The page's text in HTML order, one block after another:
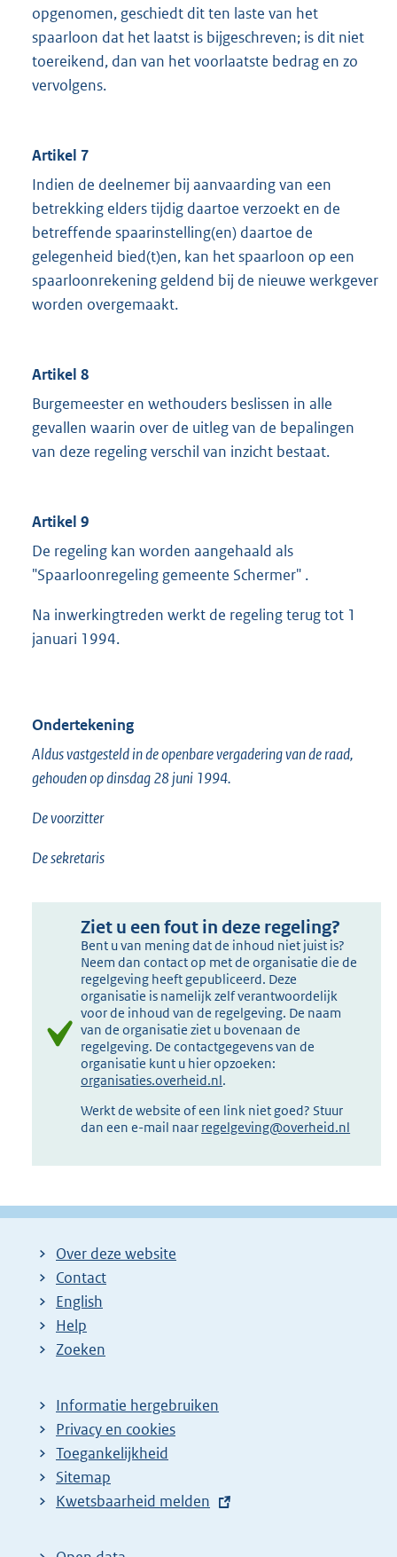
opgenomen, geschiedt dit ten laste van het
spaarloon dat het laatst is bijgeschreven; is dit niet
toereikend, dan van het voorlaatste bedrag en zo
vervolgens.
Artikel 7
Indien de deelnemer bij aanvaarding van een
betrekking elders tijdig daartoe verzoekt en de
betreffende spaarinstelling(en) daartoe de
gelegenheid bied(t)en, kan het spaarloon op een
spaarloonrekening geldend bij de nieuwe werkgever
worden overgemaakt.
Artikel 8
Burgemeester en wethouders beslissen in alle
gevallen waarin over de uitleg van de bepalingen
van deze regeling verschil van inzicht bestaat.
Artikel 9
De regeling kan worden aangehaald als
"Spaarloonregeling gemeente Schermer" .
Na inwerkingtreden werkt de regeling terug tot 1
januari 1994.
Ondertekening
Aldus vastgesteld in de openbare vergadering van de raad,
gehouden op dinsdag 28 juni 1994.
De voorzitter
De sekretaris
Ziet u een fout in deze regeling?
Bent u van mening dat de inhoud niet juist is?
Neem dan contact op met de organisatie die de
regelgeving heeft gepubliceerd. Deze
organisatie is namelijk zelf verantwoordelijk
voor de inhoud van de regelgeving. De naam
van de organisatie ziet u bovenaan de
regelgeving. De contactgegevens van de
organisatie kunt u hier opzoeken:
organisaties.overheid.nl.
Werkt de website of een link niet goed? Stuur
dan een e-mail naar regelgeving@overheid.nl
Over deze website
Contact
English
Help
Zoeken
Informatie hergebruiken
Privacy en cookies
Toegankelijkheid
Sitemap
E
t
Kwetsbaarheid melden